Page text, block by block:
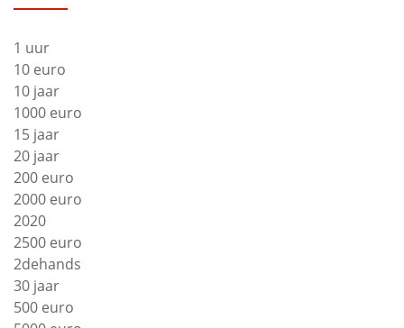
1 uur
10 euro
10 jaar
1000 euro
15 jaar
20 jaar
200 euro
2000 euro
2020
2500 euro
2dehands
30 jaar
500 euro